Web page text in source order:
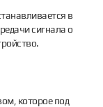
в
сигнала о
которое под